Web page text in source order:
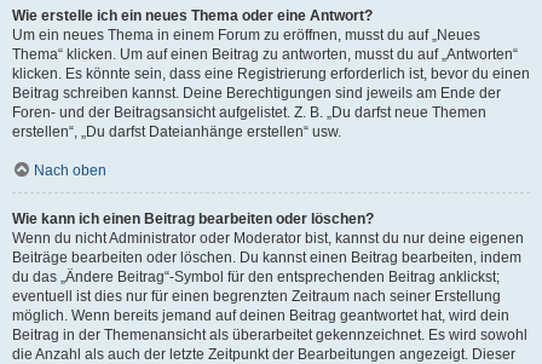
Wie erstelle ich ein neues Thema oder eine Antwort?
Um ein neues Thema in einem Forum zu eröffnen, musst du auf „Neues
Thema“ klicken. Um auf einen Beitrag zu antworten, musst du auf „Antworten“
klicken. Es könnte sein, dass eine Registrierung erforderlich ist, bevor du einen
Beitrag schreiben kannst. Deine Berechtigungen sind jeweils am Ende der
Foren- und der Beitragsansicht aufgelistet. Z. B. „Du darfst neue Themen
erstellen“, „Du darfst Dateianhänge erstellen“ usw.
Nach oben
Wie kann ich einen Beitrag bearbeiten oder löschen?
Wenn du nicht Administrator oder Moderator bist, kannst du nur deine eigenen
Beiträge bearbeiten oder löschen. Du kannst einen Beitrag bearbeiten, indem
du das „Ändere Beitrag“-Symbol für den entsprechenden Beitrag anklickst;
eventuell ist dies nur für einen begrenzten Zeitraum nach seiner Erstellung
möglich. Wenn bereits jemand auf deinen Beitrag geantwortet hat, wird dein
Beitrag in der Themenansicht als überarbeitet gekennzeichnet. Es wird sowohl
die Anzahl als auch der letzte Zeitpunkt der Bearbeitungen angezeigt. Dieser